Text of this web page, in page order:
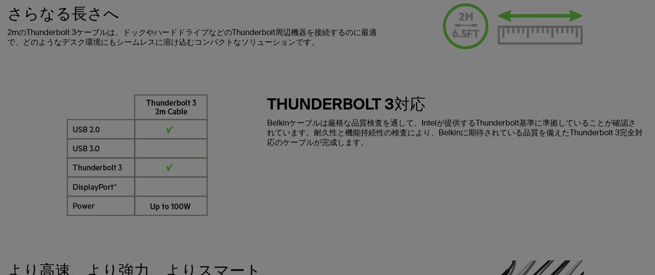
さらなる長さへ
2mのThunderbolt 3ケーブルは、ドックやハードドライブなどのThunderbolt周辺機器を接続するのに最適
で、どのようなデスク環境にもシームレスに溶け込むコンパクトなソリューションです。
THUNDERBOLT 3対応
Belkinケーブルは厳格な品質検査を通して、Intelが提供するThunderbolt基準に準拠していることが確認さ
れています。耐久性と機能持続性の検査により、Belkinに期待されている品質を備えたThunderbolt 3完全対
応のケーブルが完成します。
より高速、より強力、よりスマート